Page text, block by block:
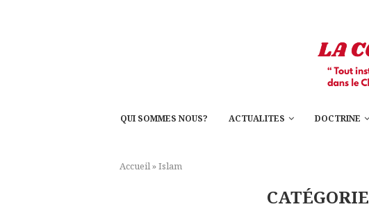
QUI SOMMES NOUS? ACTUALITES DOCTRINE
Accueil»Islam
CATÉGORIE